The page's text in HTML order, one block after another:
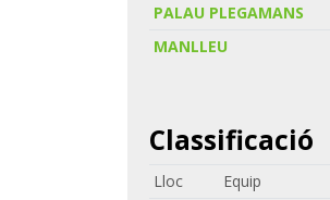
PALAU PLEGAMANS
MANLLEU
Classificació
Lloc Equip